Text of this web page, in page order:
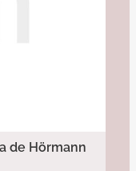
de Hörmann